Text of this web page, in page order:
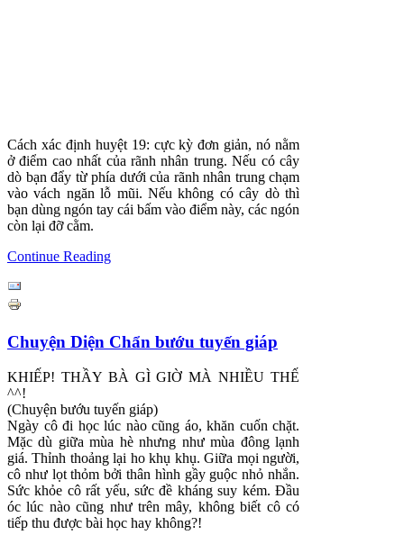
Cách xác định huyệt 19: cực kỳ đơn giản, nó nằm
ở điểm cao nhất của rãnh nhân trung. Nếu có cây
dò bạn đẩy từ phía dưới của rãnh nhân trung chạm
vào vách ngăn lỗ mũi. Nếu không có cây dò thì
bạn dùng ngón tay cái bấm vào điểm này, các ngón
còn lại đỡ cằm.
Continue Reading
Chuyện Diện Chẩn bướu tuyến giáp
KHIẾP! THẦY BÀ GÌ GIỜ MÀ NHIỀU THẾ
^^!
(Chuyện bướu tuyến giáp)
Ngày cô đi học lúc nào cũng áo, khăn cuốn chặt.
Mặc dù giữa mùa hè nhưng như mùa đông lạnh
giá. Thỉnh thoảng lại ho khụ khụ. Giữa mọi người,
cô như lọt thỏm bởi thân hình gầy guộc nhỏ nhắn.
Sức khỏe cô rất yếu, sức đề kháng suy kém. Đầu
óc lúc nào cũng như trên mây, không biết cô có
tiếp thu được bài học hay không?!